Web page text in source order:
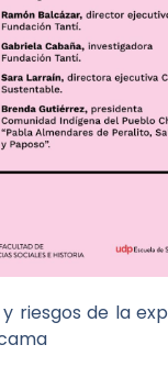
riesgos de la